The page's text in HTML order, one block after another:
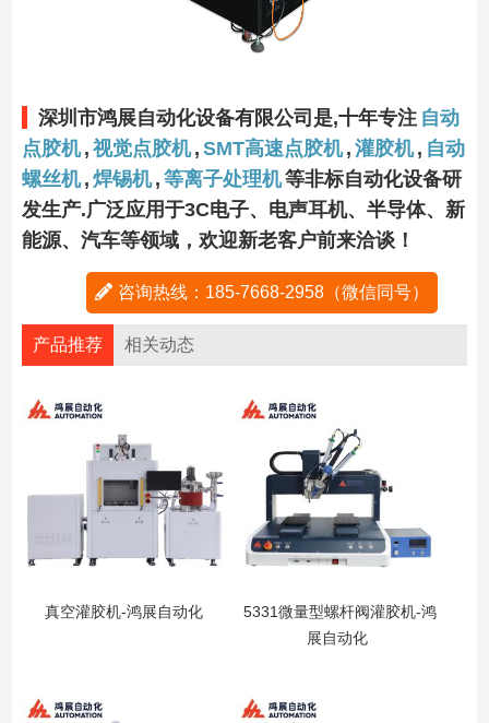
深圳市鸿展自动化设备有限公司是,十年专注 自动
点胶机 , 视觉点胶机 , SMT高速点胶机 , 灌胶机 , 自动
螺丝机 , 焊锡机 , 等离子处理机等非标自动化设备研
发生产.广泛应用于3C电子、电声耳机、半导体、新
能源、汽车等领域，欢迎新老客户前来洽谈！
咨询热线：185-7668-2958（微信同号）
产品推荐 相关动态
真空灌胶机-鸿展自动化
5331微量型螺杆阀灌胶机-鸿
展自动化